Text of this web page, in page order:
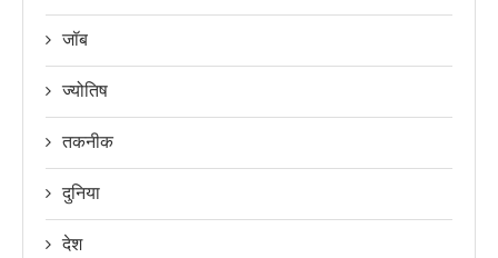
जॉब
ज्योतिष
तकनीक
दुनिया
देश